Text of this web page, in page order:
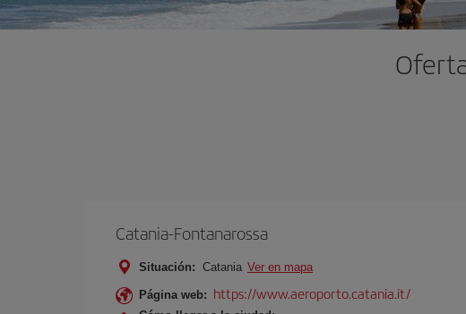
Catania-Fontanarossa
Situación: Catania Ver en mapa
Página web: https://www.aeroporto.catania.it/